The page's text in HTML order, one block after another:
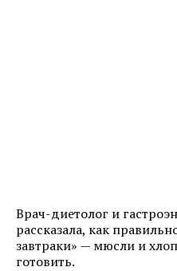
Врач-диетолог и
рассказала, как
завтраки» — мюсли и
готовить.